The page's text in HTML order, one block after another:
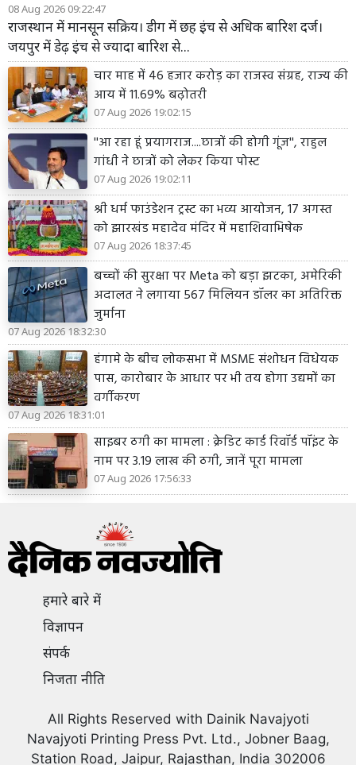
08 Aug 2026 09:22:47
राजस्थान में मानसून सक्रिय। डीग में छह इंच से अधिक बारिश दर्ज।
जयपुर में डेढ़ इंच से ज्यादा बारिश से...
चार माह में 46 हजार करोड़ का राजस्व संग्रह, राज्य की
आय में 11.69% बढ़ोतरी
07 Aug 2026 19:02:15
''आ रहा हूं प्रयागराज....छात्रों की होगी गूंज'', राहुल
गांधी ने छात्रों को लेकर किया पोस्ट
07 Aug 2026 19:02:11
श्री धर्म फाउंडेशन ट्रस्ट का भव्य आयोजन, 17 अगस्त
को झारखंड महादेव मंदिर में महाशिवाभिषेक
07 Aug 2026 18:37:45
बच्चों की सुरक्षा पर Meta को बड़ा झटका, अमेरिकी
अदालत ने लगाया 567 मिलियन डॉलर का अतिरिक्त
जुर्माना
07 Aug 2026 18:32:30
हंगामे के बीच लोकसभा में MSME संशोधन विधेयक
पास, कारोबार के आधार पर भी तय होगा उद्यमों का
वर्गीकरण
07 Aug 2026 18:31:01
साइबर ठगी का मामला : क्रेडिट कार्ड रिवॉर्ड पॉइंट के
नाम पर 3.19 लाख की ठगी, जानें पूरा मामला
07 Aug 2026 17:56:33
हमारे बारे में
विज्ञापन
संपर्क
निजता नीति
All Rights Reserved with Dainik Navajyoti
Navajyoti Printing Press Pvt. Ltd., Jobner Baag,
Station Road, Jaipur, Rajasthan, India 302006